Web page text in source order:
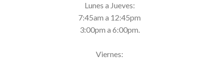
Lunes a Jueves:
7:45am a 12:45pm
3:00pm a 6:00pm.
Viernes: